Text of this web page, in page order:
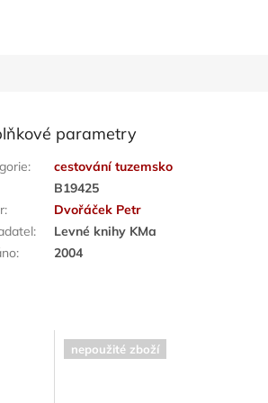
parametry
:
cestování tuzemsko
B19425
:
Dvořáček Petr
:
Levné knihy KMa
: 2004
nepoužité zboží